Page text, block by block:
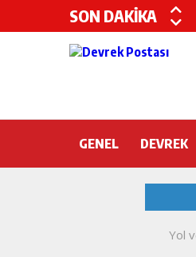
SON DAKİKA
GENEL DEVREK